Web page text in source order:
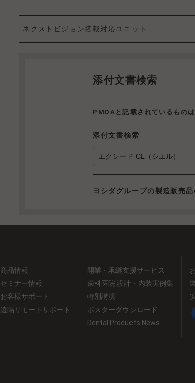
ネクストビジョン搭載対応ユニット
添付文書検索
PMDAと記載されているもの
添付文書検索
ヨシダグループの製造販売
商品情報
セミナー情報
お客様サポート
遠隔リモートサポート
開業・承継支援サービス
歯科医院 設計・内装実例集
特別講演
ポスターダウンロード
Dental Products News